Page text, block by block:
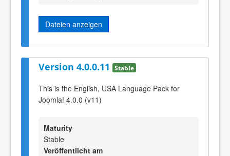
Dateien anzeigen
Version 4.0.0.11 Stable
This is the English, USA Language Pack for
Joomla! 4.0.0 (v11)
Maturity
Stable
Veröffentlicht am